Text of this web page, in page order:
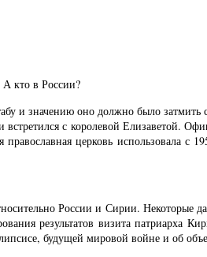
кто в России?
и значению оно должно было
с королевой Елизаветой.
церковь использовала с
России и Сирии. Некоторые
результатов визита патриарха
будущей мировой войне и об